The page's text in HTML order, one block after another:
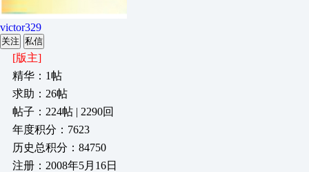
victor329
关注 私信
[版主]
精华：1帖
求助：26帖
帖子：224帖 | 2290回
年度积分：7623
历史总积分：84750
注册：2008年5月16日